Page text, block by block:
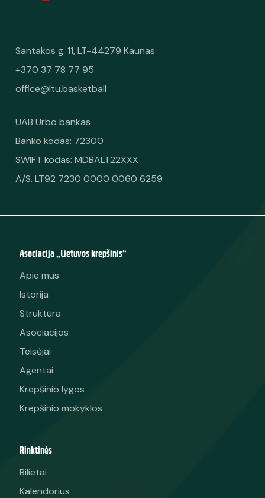
Santakos g. 11, LT-44279 Kaunas
+370 37 78 77 95
office@ltu.basketball
UAB Urbo bankas
Banko kodas: 72300
SWIFT kodas: MDBALT22XXX
A/S. LT92 7230 0000 0060 6259
Asociacija „Lietuvos krepšinis“
Apie mus
Istorija
Struktūra
Asociacijos
Teisėjai
Agentai
Krepšinio lygos
Krepšinio mokyklos
Rinktinės
Bilietai
Kalendorius